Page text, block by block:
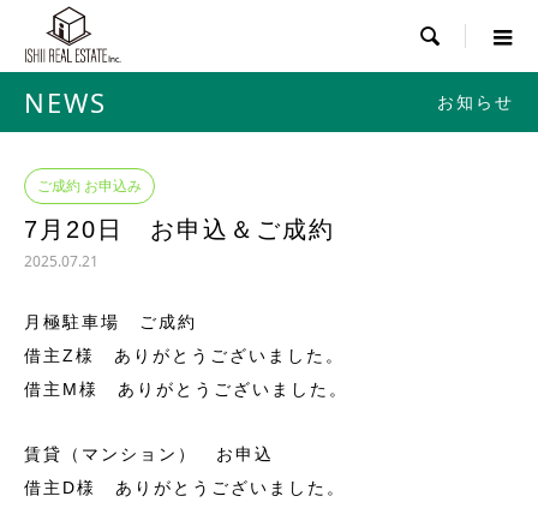

NEWS お知らせ
ご成約 お申込み
7月20日 お申込＆ご成約
2025.07.21
月極駐車場 ご成約
借主Z様 ありがとうございました。
借主M様 ありがとうございました。
賃貸（マンション） お申込
借主D様 ありがとうございました。